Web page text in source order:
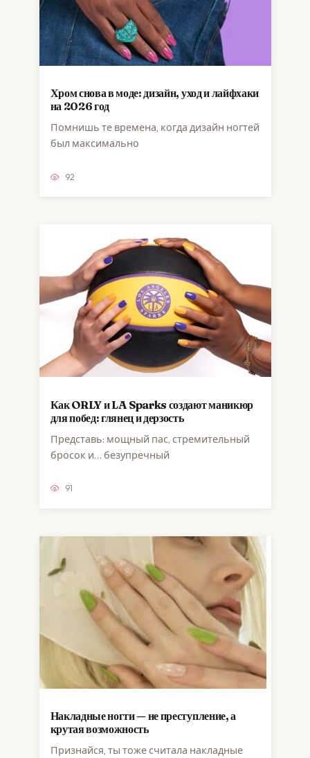
Хром снова в моде: дизайн, уход и лайфхаки
на 2026 год
Помнишь те времена, когда дизайн ногтей
был максимально
92
Как ORLY и LA Sparks создают маникюр
для побед: глянец и дерзость
Представь: мощный пас, стремительный
бросок и… безупречный
91
Накладные ногти — не преступление, а
крутая возможность
Признайся, ты тоже считала накладные